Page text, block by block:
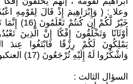
وعلا : ( وَإِبْرَاهِيمَ إِذْ قَالَ لِقَوْمِهِ
خَيْرٌ لَّكُمْ إِن
أَوْثَانًا وَتَخْلُقُونَ إِفْكًا إِنَّ الَّذِينَ
يَمْلِكُونَ لَكُمْ رِزْقًا فَابْتَغُوا عِندَ
وَاشْكُرُوا لَهُ إِلَيْهِ تُرْجَعُونَ (17) العنكبوت )
السؤال الثالث :